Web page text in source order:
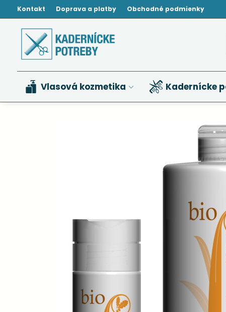
Kontakt Doprava a platby Obchodné podmienky
Vlasová kozmetika Kadernícke